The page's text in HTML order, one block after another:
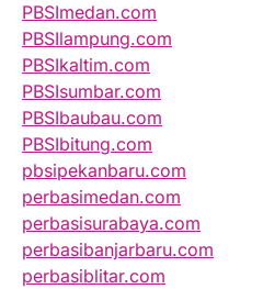
PBSImedan.com
PBSIlampung.com
PBSIkaltim.com
PBSIsumbar.com
PBSIbaubau.com
PBSIbitung.com
pbsipekanbaru.com
perbasimedan.com
perbasisurabaya.com
perbasibanjarbaru.com
perbasiblitar.com